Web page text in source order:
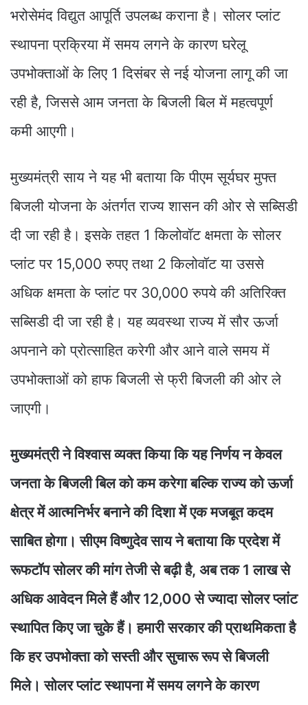
भरोसेमंद विद्युत आपूर्ति उपलब्ध कराना है। सोलर प्लांट
स्थापना प्रक्रिया में समय लगने के कारण घरेलू
उपभोक्ताओं के लिए 1 दिसंबर से नई योजना लागू की जा
रही है, जिससे आम जनता के बिजली बिल में महत्वपूर्ण
कमी आएगी।
मुख्यमंत्री साय ने यह भी बताया कि पीएम सूर्यघर मुफ्त
बिजली योजना के अंतर्गत राज्य शासन की ओर से सब्सिडी
दी जा रही है। इसके तहत 1 किलोवॉट क्षमता के सोलर
प्लांट पर 15,000 रुपए तथा 2 किलोवॉट या उससे
अधिक क्षमता के प्लांट पर 30,000 रुपये की अतिरिक्त
सब्सिडी दी जा रही है। यह व्यवस्था राज्य में सौर ऊर्जा
अपनाने को प्रोत्साहित करेगी और आने वाले समय में
उपभोक्ताओं को हाफ बिजली से फ्री बिजली की ओर ले
जाएगी।
मुख्यमंत्री ने विश्वास व्यक्त किया कि यह निर्णय न केवल
जनता के बिजली बिल को कम करेगा बल्कि राज्य को ऊर्जा
क्षेत्र में आत्मनिर्भर बनाने की दिशा में एक मजबूत कदम
साबित होगा। सीएम विष्णुदेव साय ने बताया कि प्रदेश में
रूफटॉप सोलर की मांग तेजी से बढ़ी है, अब तक 1 लाख से
अधिक आवेदन मिले हैं और 12,000 से ज्यादा सोलर प्लांट
स्थापित किए जा चुके हैं। हमारी सरकार की प्राथमिकता है
कि हर उपभोक्ता को सस्ती और सुचारू रूप से बिजली
मिले। सोलर प्लांट स्थापना में समय लगने के कारण